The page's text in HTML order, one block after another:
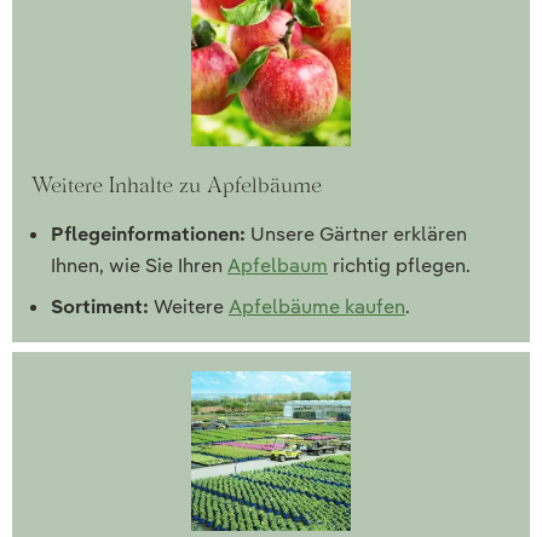
Weitere Inhalte zu Apfelbäume
Pflegeinformationen: Unsere Gärtner erklären
Ihnen, wie Sie Ihren Apfelbaum richtig pflegen.
Sortiment: WeitereApfelbäume kaufen.